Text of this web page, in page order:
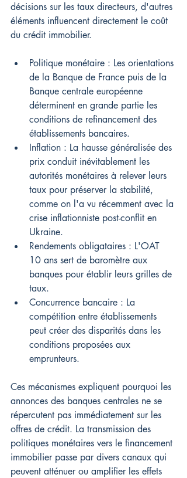
décisions sur les taux directeurs, d'autres
éléments influencent directement le coût
du crédit immobilier.
Politique monétaire : Les orientations
de la Banque de France puis de la
Banque centrale européenne
déterminent en grande partie les
conditions de refinancement des
établissements bancaires.
Inflation : La hausse généralisée des
prix conduit inévitablement les
autorités monétaires à relever leurs
taux pour préserver la stabilité,
comme on l'a vu récemment avec la
crise inflationniste post-conflit en
Ukraine.
Rendements obligataires : L'OAT
10 ans sert de baromètre aux
banques pour établir leurs grilles de
taux.
Concurrence bancaire : La
compétition entre établissements
peut créer des disparités dans les
conditions proposées aux
emprunteurs.
Ces mécanismes expliquent pourquoi les
annonces des banques centrales ne se
répercutent pas immédiatement sur les
offres de crédit. La transmission des
politiques monétaires vers le financement
immobilier passe par divers canaux qui
peuvent atténuer ou amplifier les effets